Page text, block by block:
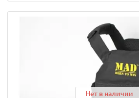
Нет в наличии